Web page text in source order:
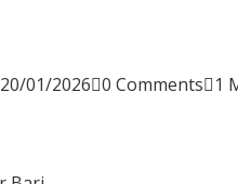
20/01/2026 0 Comments 1